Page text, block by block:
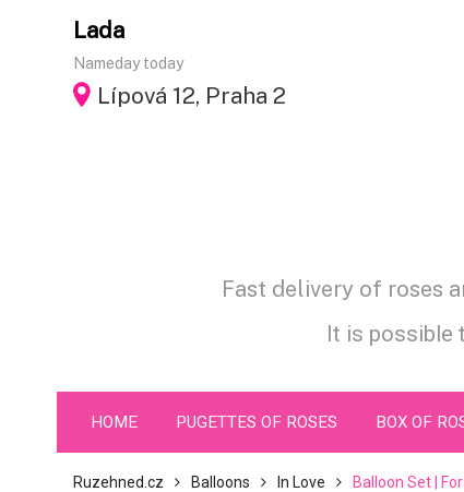
Lada
Nameday today
Lípová 12, Praha 2
Fast delivery of roses
It is possible
HOME PUGETTES OF ROSES BOX OF
Ruzehned.cz Balloons In Love Balloon Set |